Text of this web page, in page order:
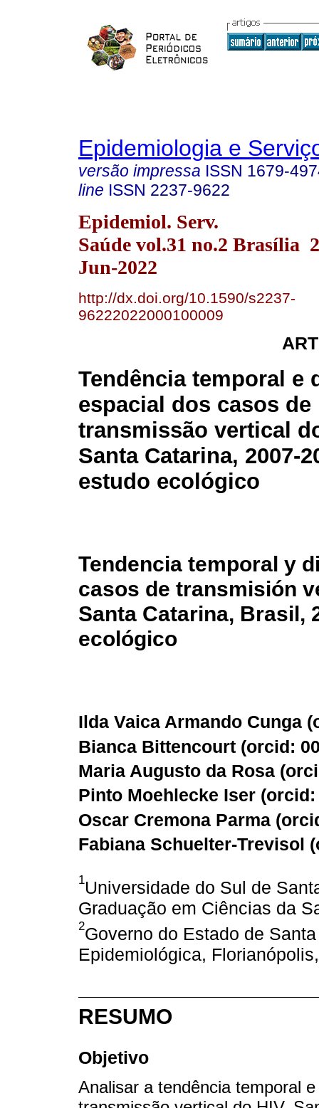
Epidemiologia e
versão impressa ISSN 1679-
line ISSN 2237-9622
Epidemiol. Serv.
Saúde vol.31 no.2 Brasília
Jun-2022
http://dx.doi.org/10.1590/s2237-
96222022000100009
Tendência temporal e
espacial dos casos de
transmissão vertical
Santa Catarina, 2007-
estudo ecológico
Tendencia temporal y
casos de transmisión
Santa Catarina, Brasil,
ecológico
Ilda Vaica Armando Cunga (
Bianca Bittencourt (orcid:
Maria Augusto da Rosa (
Pinto Moehlecke Iser (orcid:
Oscar Cremona Parma (
Fabiana Schuelter-Trevisol (
1Universidade do Sul de
Graduação em Ciências da
2Governo do Estado de
Epidemiológica,
RESUMO
Objetivo
Analisar a tendência temporal